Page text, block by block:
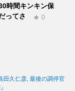
時間キンキン保
ってさ
★ 0
田久仁彦 最後の調停官